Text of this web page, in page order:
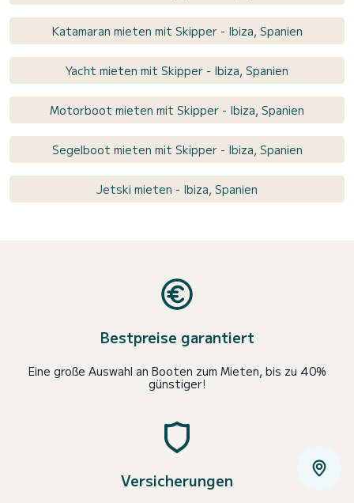
Katamaran mieten mit Skipper - Ibiza, Spanien
Yacht mieten mit Skipper - Ibiza, Spanien
Motorboot mieten mit Skipper - Ibiza, Spanien
Segelboot mieten mit Skipper - Ibiza, Spanien
Jetski mieten - Ibiza, Spanien
Bestpreise garantiert
Eine große Auswahl an Booten zum Mieten, bis zu 40%
günstiger!
Versicherungen